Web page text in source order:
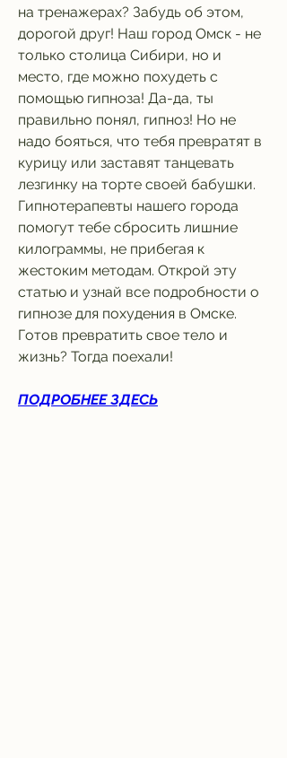
на тренажерах? Забудь об этом,
дорогой друг! Наш город Омск - не
только столица Сибири, но и
место, где можно похудеть с
помощью гипноза! Да-да, ты
правильно понял, гипноз! Но не
надо бояться, что тебя превратят в
курицу или заставят танцевать
лезгинку на торте своей бабушки.
Гипнотерапевты нашего города
помогут тебе сбросить лишние
килограммы, не прибегая к
жестоким методам. Открой эту
статью и узнай все подробности о
гипнозе для похудения в Омске.
Готов превратить свое тело и
жизнь? Тогда поехали!
ПОДРОБНЕЕ ЗДЕСЬ